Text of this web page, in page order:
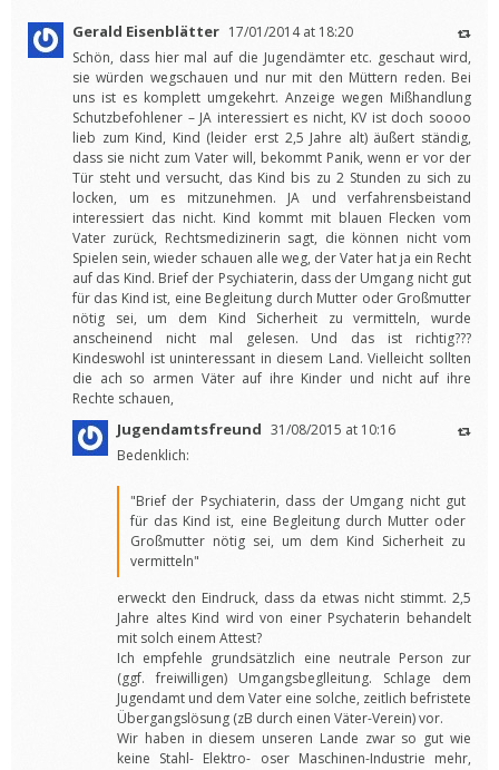
Gerald Eisenblätter 17/01/2014 at 18:20
Schön, dass hier mal auf die Jugendämter etc. geschaut wird,
sie würden wegschauen und nur mit den Müttern reden. Bei
uns ist es komplett umgekehrt. Anzeige wegen Mißhandlung
Schutzbefohlener – JA interessiert es nicht, KV ist doch soooo
lieb zum Kind, Kind (leider erst 2,5 Jahre alt) äußert ständig,
dass sie nicht zum Vater will, bekommt Panik, wenn er vor der
Tür steht und versucht, das Kind bis zu 2 Stunden zu sich zu
locken, um es mitzunehmen. JA und verfahrensbeistand
interessiert das nicht. Kind kommt mit blauen Flecken vom
Vater zurück, Rechtsmedizinerin sagt, die können nicht vom
Spielen sein, wieder schauen alle weg, der Vater hat ja ein Recht
auf das Kind. Brief der Psychiaterin, dass der Umgang nicht gut
für das Kind ist, eine Begleitung durch Mutter oder Großmutter
nötig sei, um dem Kind Sicherheit zu vermitteln, wurde
anscheinend nicht mal gelesen. Und das ist richtig???
Kindeswohl ist uninteressant in diesem Land. Vielleicht sollten
die ach so armen Väter auf ihre Kinder und nicht auf ihre
Rechte schauen,
Jugendamtsfreund 31/08/2015 at 10:16
Bedenklich:
"Brief der Psychiaterin, dass der Umgang nicht gut
für das Kind ist, eine Begleitung durch Mutter oder
Großmutter nötig sei, um dem Kind Sicherheit zu
vermitteln"
erweckt den Eindruck, dass da etwas nicht stimmt. 2,5
Jahre altes Kind wird von einer Psychaterin behandelt
mit solch einem Attest?
Ich empfehle grundsätzlich eine neutrale Person zur
(ggf. freiwilligen) Umgangsbeglleitung. Schlage dem
Jugendamt und dem Vater eine solche, zeitlich befristete
Übergangslösung (zB durch einen Väter-Verein) vor.
Wir haben in diesem unseren Lande zwar so gut wie
keine Stahl- Elektro- oser Maschinen-Industrie mehr,